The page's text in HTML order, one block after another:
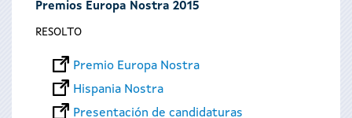
aquíPremios Europa Nostra 2015
RESOLTO
Premio Europa Nostra
Hispania Nostra
Presentación de candidaturas